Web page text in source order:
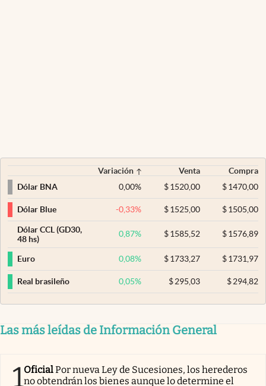
Variación Venta
Compra
Dólar BNA
0,00% $ 1520,00 $1470,00
Dólar Blue -0,33% $ 1525,00 $1505,00
Dólar CCL (GD30,
48 hs)
0,87% $ 1585,52 $1576,89
Euro 0,08% $ 1733,27 $1731,97
Real brasileño 0,05% $ 295,03 $294,82
Las más leídas de Información General
1OficialPor nueva Ley de Sucesiones, los herederos
no obtendrán los bienes aunque lo determine el